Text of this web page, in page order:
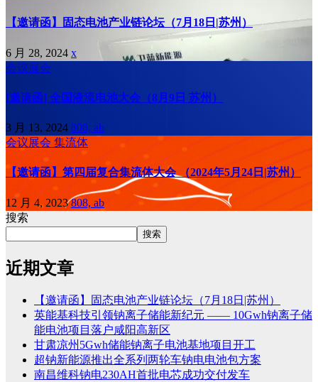
【邀请函】固态电池产业链论坛（7月18日|苏州）
6 月 28, 2024 x
会议展会
[邀请函] 全国液流电池大会（8月9日 苏州）
3 月 13, 2024 808, ab
会议展会 集流体
【邀请函】第四届复合集流体大会 （2024年5月24日|苏州）
12 月 4, 2023808, ab
搜索
搜索
近期文章
【邀请函】固态电池产业链论坛（7月18日|苏州）
英能基科技引领钠离子储能新纪元 —— 10Gwh钠离子储
能电池项目落户咸阳高新区
甘肃凉州5Gwh储能钠离子电池基地项目开工
超钠新能源推出全系列两轮车钠电电池包方案
南昌维科钠电230AH首批电芯成功交付发车